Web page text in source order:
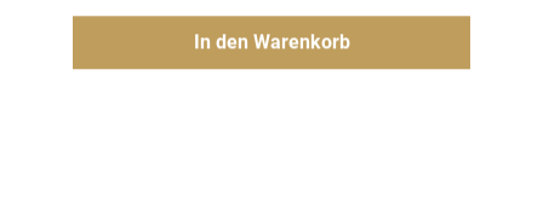
In den Warenkorb
Hinzufügen